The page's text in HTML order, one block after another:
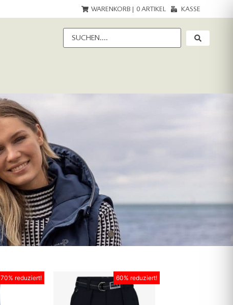
WARENKORB | 0 ARTIKEL KASSE
70% reduziert! 60% reduziert!